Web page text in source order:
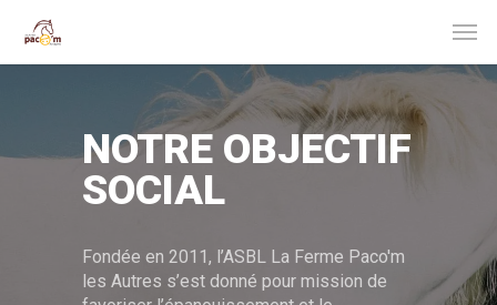
NOTRE OBJECTIF
SOCIAL
Fondée en 2011, l’ASBL La Ferme Paco'm
les Autres s’est donné pour mission de